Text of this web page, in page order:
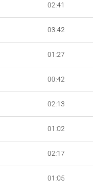
02:41
03:42
01:27
00:42
02:13
01:02
02:17
01:05